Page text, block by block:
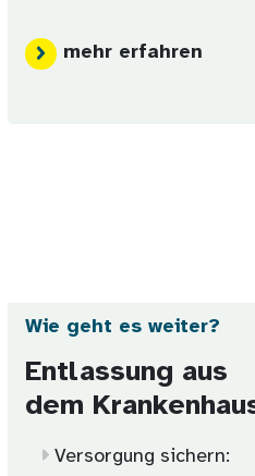
mehr erfahren
Wie geht es weiter?
Entlassung aus
dem
Versorgung sichern: